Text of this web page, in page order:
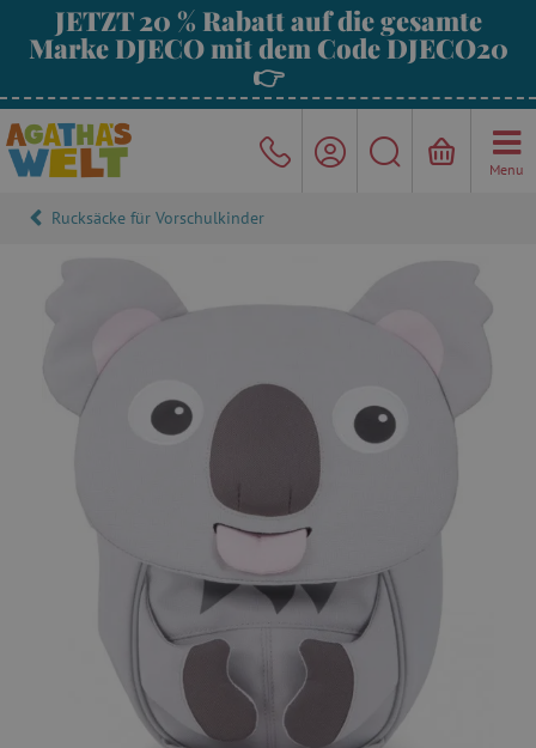
JETZT 20 % Rabatt auf die gesamte
Marke DJECO mit dem Code DJECO20
👉
Menu
Rucksäcke für Vorschulkinder